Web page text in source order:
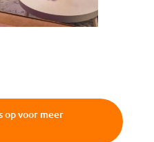
op voor meer